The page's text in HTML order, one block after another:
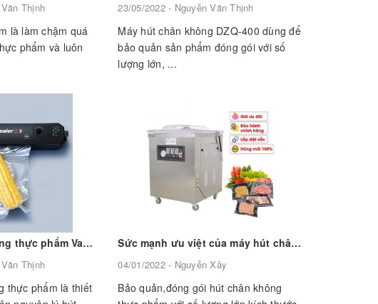
Thịnh
là làm chậm quá
phẩm và luôn
23/05/2022 - Nguyễn Văn Thịnh
Máy hút chân không DZQ-400 dùng để
bảo quản sản phẩm đóng gói với số
lượng lớn, ...
Máy hút chân không thực phẩm Vacuum Sealer chiếc máy hút chân không gia đình đáng mua nhất năm 2022
Thịnh
thực phẩm là thiết
Sức mạnh ưu việt của máy hút chân không công nghiệp DZ 600
04/01/2022 - Nguyễn Xây
Bảo quản,đóng gói hút chân không